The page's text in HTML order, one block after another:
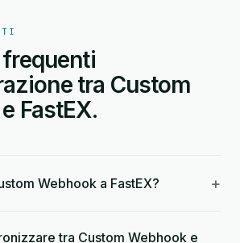
tra Custom
FastEX.
Webhook a FastEX? +
tra Custom Webhook e